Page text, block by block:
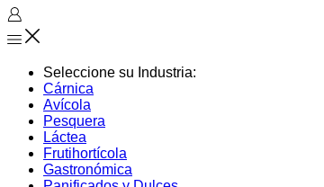
Seleccione su Industria:
Cárnica
Avícola
Pesquera
Láctea
Frutihortícola
Gastronómica